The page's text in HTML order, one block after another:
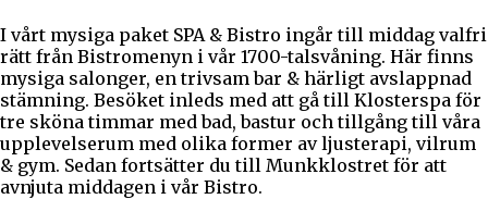
I vårt mysiga paket SPA & Bistro ingår till middag valfri
rätt från Bistromenyn i vår 1700-talsvåning. Här finns
mysiga salonger, en trivsam bar & härligt avslappnad
stämning. Besöket inleds med att gå till Klosterspa för
tre sköna timmar med bad, bastur och tillgång till våra
upplevelserum med olika former av ljusterapi, vilrum
& gym. Sedan fortsätter du till Munkklostret för att
avnjuta middagen i vår Bistro.